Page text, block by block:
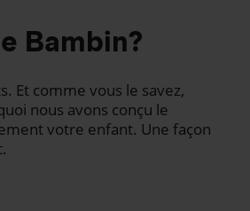
Bambin?
Et comme vous le savez,
nous avons conçu le
votre enfant. Une façon